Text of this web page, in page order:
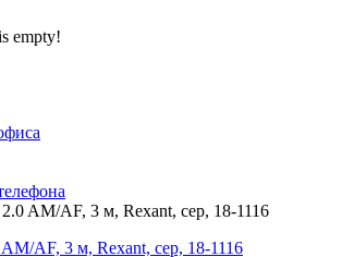
empty!
AM/AF, 3 м, Rexant, сер, 18-1116